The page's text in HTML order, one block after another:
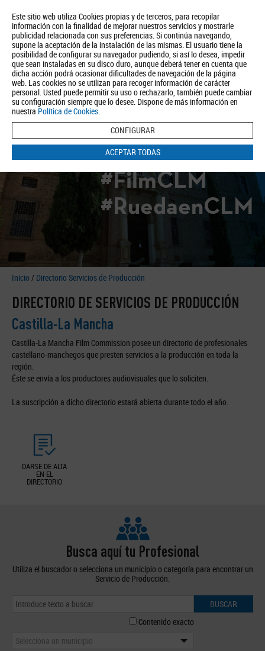
Este sitio web utiliza Cookies propias y de terceros, para recopilar
información con la finalidad de mejorar nuestros servicios y mostrarle
publicidad relacionada con sus preferencias. Si continúa navegando,
supone la aceptación de la instalación de las mismas. El usuario tiene la
posibilidad de configurar su navegador pudiendo, si así lo desea, impedir
que sean instaladas en su disco duro, aunque deberá tener en cuenta que
dicha acción podrá ocasionar dificultades de navegación de la página
web. Las cookies no se utilizan para recoger información de carácter
personal. Usted puede permitir su uso o rechazarlo, también puede cambiar
su configuración siempre que lo desee. Dispone de más información en
nuestra Política de Cookies.
CONFIGURAR
ACEPTAR TODAS
Quiénes somos Turismo Política de Privacidad Aviso Legal
Política de Cookies
BUSCAR
#FilmCLM
#RuedaenCLM
Inicio / Directorio Servicios de Producción
DIRECTORIO DE SERVICIOS DE PRODUCCIÓN
Castilla-La Mancha
Castilla-La Mancha Film Commission posee un directorio de profesionales
castellano-manchegos que presten servicios a la producción en toda la
región.
Éste se envía a los productores audiovisuales que lo soliciten.
La suscripción a dicho directorio estará abierta durante todo el año.
DARSE DE ALTA
EN EL
DIRECTORIO
Busca aquí tu Profesional
Utiliza el buscador o selecciona un municipio o categoría para encontrar un
Servicio de Producción.
BUSCAR
Contenido exacto
Selecciona un municipio